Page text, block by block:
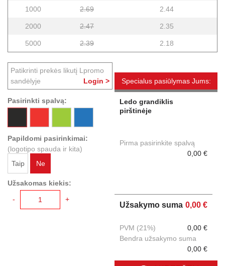
1000 2.69 2.44
2000 2.47 2.35
5000 2.39 2.18
Patikrinti prekės likutį Lpromo
sandėlyje
Login >
Pasirinkti spalvą:
Papildomi pasirinkimai:
(logotipo spauda ir kita)
Taip
Ne
Užsakomas kiekis:
-
+
Specialus pasiūlymas Jums:
Ledo grandiklis
pirštinėje
Pirma pasirinkite spalvą
0,00 €
Užsakymo suma 0,00 €
PVM (21%)
0,00 €
Bendra užsakymo suma
0,00 €